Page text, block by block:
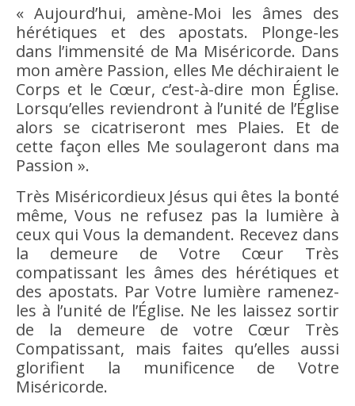
« Aujourd’hui, amène-Moi les âmes des
hérétiques et des apostats. Plonge-les
dans l’immensité de Ma Miséricorde. Dans
mon amère Passion, elles Me déchiraient le
Corps et le Cœur, c’est-à-dire mon Église.
Lorsqu’elles reviendront à l’unité de l’Église
alors se cicatriseront mes Plaies. Et de
cette façon elles Me soulageront dans ma
Passion ».
Très Miséricordieux Jésus qui êtes la bonté
même, Vous ne refusez pas la lumière à
ceux qui Vous la demandent. Recevez dans
la demeure de Votre Cœur Très
compatissant les âmes des hérétiques et
des apostats. Par Votre lumière ramenez-
les à l’unité de l’Église. Ne les laissez sortir
de la demeure de votre Cœur Très
Compatissant, mais faites qu’elles aussi
glorifient la munificence de Votre
Miséricorde.